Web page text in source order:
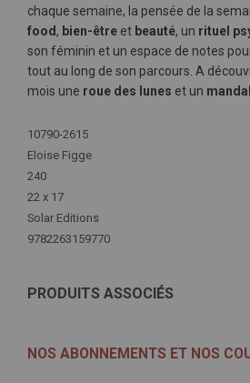
chaque semaine, la pensée de la
food , bien-être et beauté, un rituel
son féminin et un espace de notes
tout au long de son parcours. A
mois une roue des lunes et un
Plus
d'infos
10790-2615
Eloise Figge
240
22 x 17
Solar Editions
9782263159770
PRODUITS ASSOCIÉS
NOS ABONNEMENTS ET NOS